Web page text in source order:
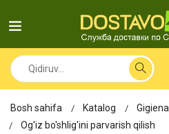
Bosh sahifa Katalog
Gigiena
Og'iz bo'shlig'ini parvarish qilish